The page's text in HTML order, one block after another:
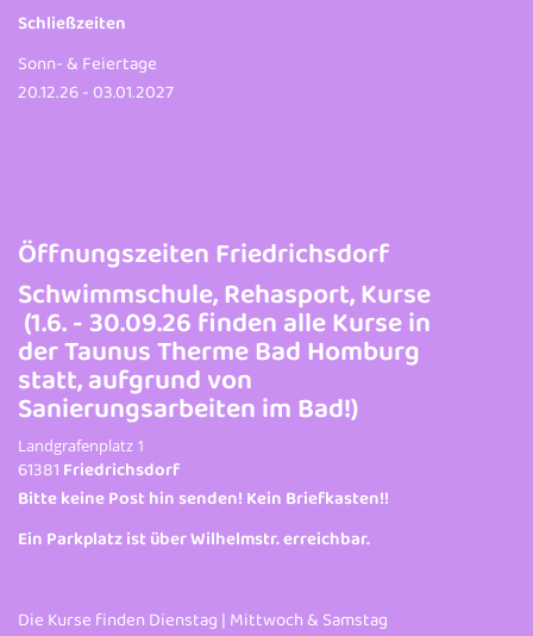
Schließzeiten
Sonn- & Feiertage
20.12.26 - 03.01.2027
Öffnungszeiten Friedrichsdorf
Schwimmschule, Rehasport, Kurse
(1.6. - 30.09.26 finden alle Kurse in
der Taunus Therme Bad Homburg
statt, aufgrund von
Sanierungsarbeiten im Bad!)
Landgrafenplatz 1
61381 Friedrichsdorf
Bitte keine Post hin senden! Kein Briefkasten!!
Ein Parkplatz ist über Wilhelmstr. erreichbar.
Die Kurse finden Dienstag | Mittwoch & Samstag